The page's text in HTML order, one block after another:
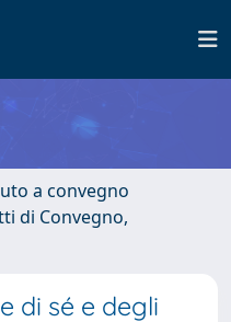
a convegno
di Convegno,
di sé e degli